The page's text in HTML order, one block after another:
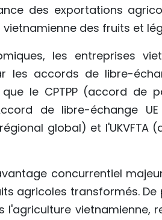
des exportations
des fruits et
les entreprises
les accords de libre-
le CPTPP (accord de
de libre-échange
global) et l'UKVFTA
concurrentiel
agricoles transformés.
l'agriculture vietnamienne,